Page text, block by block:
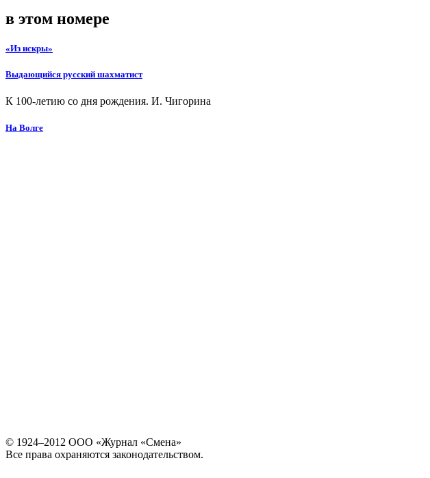
в этом номере
«Из искры»
Выдающийся русский шахматист
К 100-летию со дня рождения. И. Чигорина
На Волге
© 1924–2012 ООО «Журнал «Смена»
Все права охраняются законодательством.